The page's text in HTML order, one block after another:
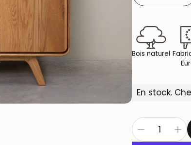
Bois naturel
En stock.